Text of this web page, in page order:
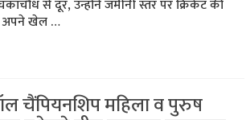
से दूर, उन्होंने जमीनी स्तर पर क्रिकेट की
अपने खेल …
चैंपियनशिप महिला व पुरुष